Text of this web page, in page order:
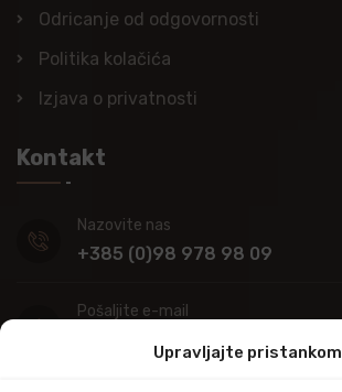
Upravljajte pristankom
Odricanje od odgovornosti
Politika kolačića
Izjava o privatnosti
Kontakt
Nazovite nas
+385 (0)98 978 98 09
Pošaljite e-mail